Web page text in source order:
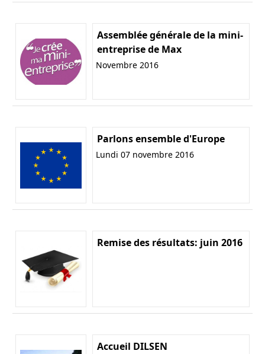
Assemblée générale de la mini-
entreprise de Max
Novembre 2016
Parlons ensemble d'Europe
Lundi 07 novembre 2016
Remise des résultats: juin 2016
Accueil DILSEN